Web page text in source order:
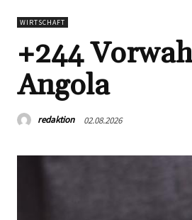
WIRTSCHAFT
+244
Angola
redaktion 02.08.2026